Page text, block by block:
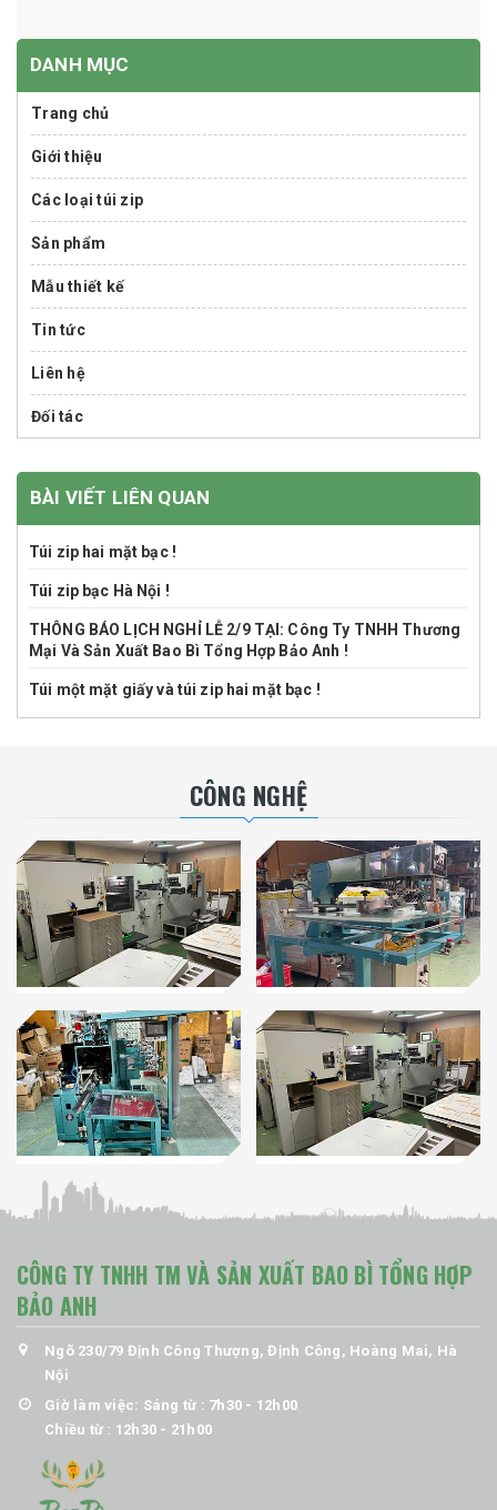
DANH MỤC
Trang chủ
Giới thiệu
Các loại túi zip
Sản phẩm
Mẫu thiết kế
Tin tức
Liên hệ
Đối tác
BÀI VIẾT LIÊN QUAN
Túi zip hai mặt bạc !
Túi zip bạc Hà Nội !
THÔNG BÁO LỊCH NGHỈ LỄ 2/9 TẠI: Công Ty TNHH Thương
Mại Và Sản Xuất Bao Bì Tổng Hợp Bảo Anh !
Túi một mặt giấy và túi zip hai mặt bạc !
CÔNG NGHỆ
CÔNG TY TNHH TM VÀ SẢN XUẤT BAO BÌ TỔNG HỢP
BẢO ANH
Ngõ 230/79 Định Công Thượng, Định Công, Hoàng Mai, Hà
Nội
Giờ làm việc: Sáng từ : 7h30 - 12h00
Chiều từ : 12h30 - 21h00